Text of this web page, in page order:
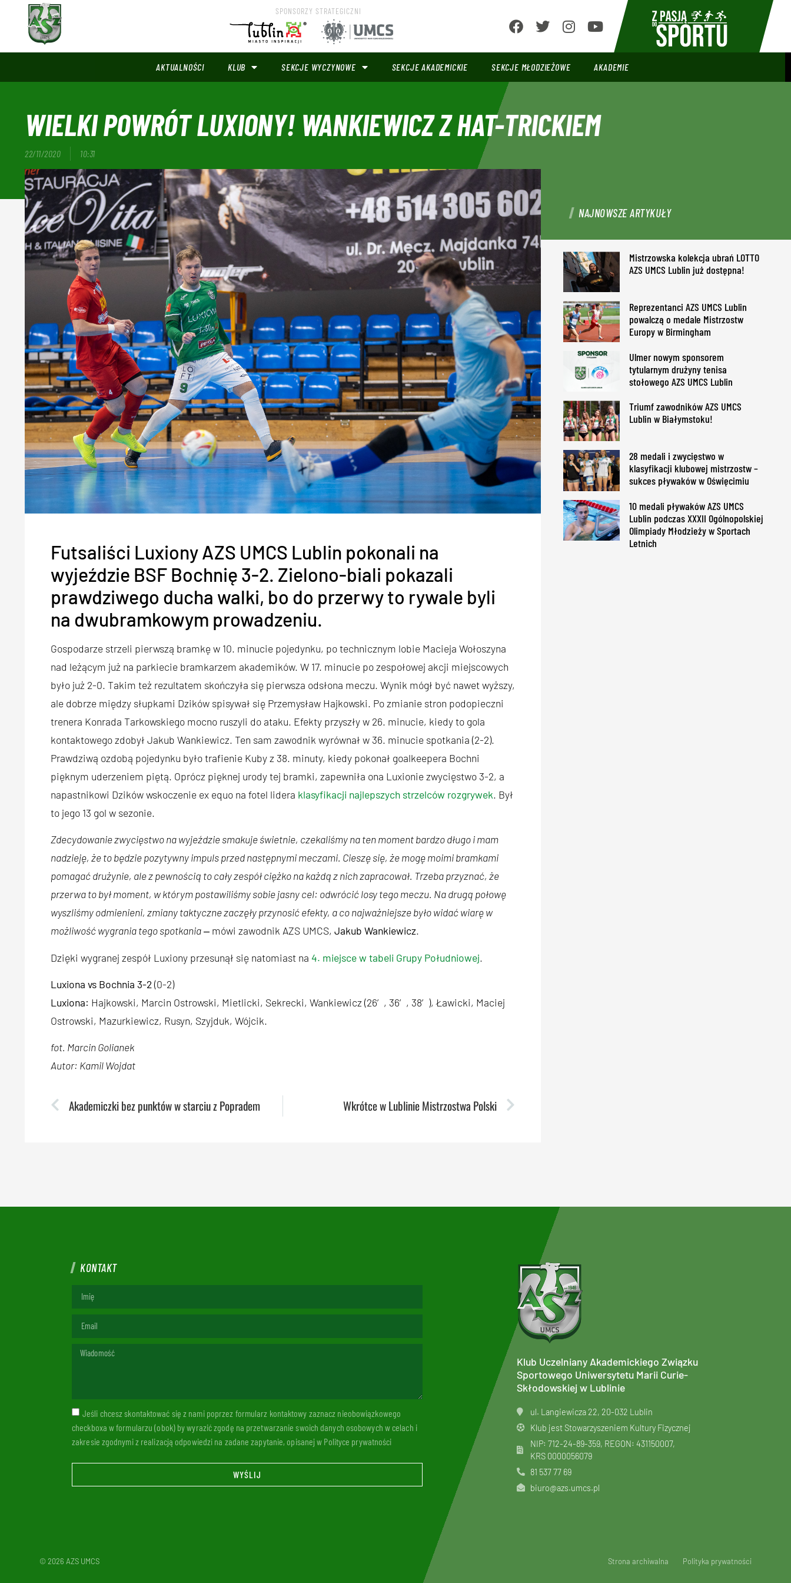
SPONSORZY STRATEGICZNI
AKTUALNOŚCI KLUB SEKCJE WYCZYNOWE SEKCJE AKADEMICKIE SEKCJE MŁODZIEŻOWE AKADEMIE
WIELKI POWRÓT LUXIONY! WANKIEWICZ Z HAT-TRICKIEM
22/11/2020 10:31
Futsaliści Luxiony AZS UMCS Lublin pokonali na
wyjeździe BSF Bochnię 3-2. Zielono-biali pokazali
prawdziwego ducha walki, bo do przerwy to rywale byli
na dwubramkowym prowadzeniu.
Gospodarze strzeli pierwszą bramkę w 10. minucie pojedynku, po technicznym lobie Macieja Wołoszyna
nad leżącym już na parkiecie bramkarzem akademików. W 17. minucie po zespołowej akcji miejscowych
było już 2-0. Takim też rezultatem skończyła się pierwsza odsłona meczu. Wynik mógł być nawet wyższy,
ale dobrze między słupkami Dzików spisywał się Przemysław Hajkowski. Po zmianie stron podopieczni
trenera Konrada Tarkowskiego mocno ruszyli do ataku. Efekty przyszły w 26. minucie, kiedy to gola
kontaktowego zdobył Jakub Wankiewicz. Ten sam zawodnik wyrównał w 36. minucie spotkania (2-2).
Prawdziwą ozdobą pojedynku było trafienie Kuby z 38. minuty, kiedy pokonał goalkeepera Bochni
pięknym uderzeniem piętą. Oprócz pięknej urody tej bramki, zapewniła ona Luxionie zwycięstwo 3-2, a
napastnikowi Dzików wskoczenie ex equo na fotel lidera klasyfikacji najlepszych strzelców rozgrywek. Był
to jego 13 gol w sezonie.
Zdecydowanie zwycięstwo na wyjeździe smakuje świetnie, czekaliśmy na ten moment bardzo długo i mam
nadzieję, że to będzie pozytywny impuls przed następnymi meczami. Cieszę się, że mogę moimi bramkami
pomagać drużynie, ale z pewnością to cały zespół ciężko na każdą z nich zapracował. Trzeba przyznać, że
przerwa to był moment, w którym postawiliśmy sobie jasny cel: odwrócić losy tego meczu. Na drugą połowę
wyszliśmy odmienieni, zmiany taktyczne zaczęły przynosić efekty, a co najważniejsze było widać wiarę w
możliwość wygrania tego spotkania‒ mówi zawodnik AZS UMCS, Jakub Wankiewicz.
Dzięki wygranej zespół Luxiony przesunął się natomiast na 4. miejsce w tabeli Grupy Południowej.
Luxiona vs Bochnia 3-2(0-2)
Luxiona: Hajkowski, Marcin Ostrowski, Mietlicki, Sekrecki, Wankiewicz (26′, 36′, 38′), Ławicki, Maciej
Ostrowski, Mazurkiewicz, Rusyn, Szyjduk, Wójcik.
fot. Marcin Golianek
Autor: Kamil Wojdat
Akademiczki bez punktów w starciu z Popradem Wkrótce w Lublinie Mistrzostwa Polski
NAJNOWSZE ARTYKUŁY
Mistrzowska kolekcja ubrań LOTTO
AZS UMCS Lublin już dostępna!
Reprezentanci AZS UMCS Lublin
powalczą o medale Mistrzostw
Europy w Birmingham
Ulmer nowym sponsorem
tytularnym drużyny tenisa
stołowego AZS UMCS Lublin
Triumf zawodników AZS UMCS
Lublin w Białymstoku!
28 medali i zwycięstwo w
klasyfikacji klubowej mistrzostw –
sukces pływaków w Oświęcimiu
10 medali pływaków AZS UMCS
Lublin podczas XXXII Ogólnopolskiej
Olimpiady Młodzieży w Sportach
Letnich
KONTAKT
Jeśli chcesz skontaktować się z nami poprzez formularz kontaktowy zaznacz nieobowiązkowego
checkboxa w formularzu (obok) by wyrazić zgodę na przetwarzanie swoich danych osobowych w celach i
zakresie zgodnymi z realizacją odpowiedzi na zadane zapytanie, opisanej w Polityce prywatności
WYŚLIJ
Klub Uczelniany Akademickiego Związku
Sportowego Uniwersytetu Marii Curie-
Skłodowskiej w Lublinie
ul. Langiewicza 22, 20-032 Lublin
Klub jest Stowarzyszeniem Kultury Fizycznej
NIP: 712-24-89-359, REGON: 431150007,
KRS 0000056079
81 537 77 69
biuro@azs.umcs.pl
© 2026 AZS UMCS Strona archiwalna Polityka prywatności